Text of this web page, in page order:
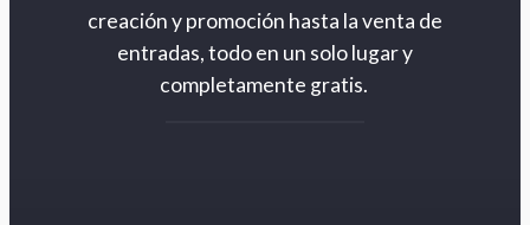
creación y promoción hasta la venta de
entradas, todo en un solo lugar y
completamente gratis.